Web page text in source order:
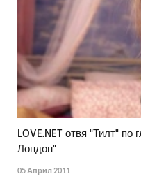
LOVE.NET отвя "Тилт"
Лондон"
05 Април 2011